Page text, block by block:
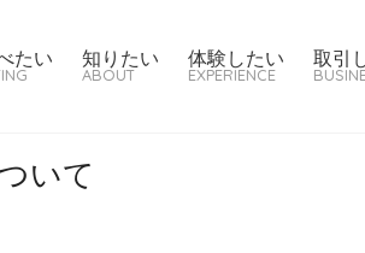
たい 知りたい
ABOUT
体験したい
EXPERIENCE
取引
いて